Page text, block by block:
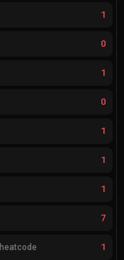
1
0
1
0
1
1
1
7
1